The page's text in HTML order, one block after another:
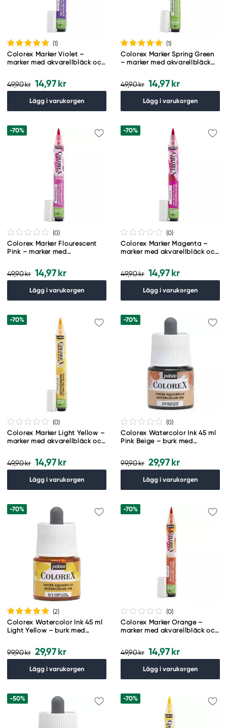
(1)
Colorex Marker Violet –
marker med akvarellbläck och
49,90 kr 14,97 kr
Lägg i varukorgen
(1)
Colorex Marker Spring Green
– marker med akvarellbläck
49,90 kr 14,97 kr
Lägg i varukorgen
-70%
(0)
Colorex Marker Flourescent
Pink – marker med
penselspets
49,90 kr 14,97 kr
Lägg i varukorgen
-70%
(0)
Colorex Marker Magenta –
marker med akvarellbläck och
49,90 kr 14,97 kr
Lägg i varukorgen
-70%
(0)
Colorex Marker Light Yellow –
marker med akvarellbläck och
49,90 kr 14,97 kr
Lägg i varukorgen
-70%
(0)
Colorex Watercolor Ink 45 ml
Pink Beige – burk med
99,90 kr 29,97 kr
Lägg i varukorgen
-70%
(2)
Colorex Watercolor Ink 45 ml
Light Yellow – burk med
99,90 kr 29,97 kr
Lägg i varukorgen
-70%
(0)
Colorex Marker Orange –
marker med akvarellbläck och
49,90 kr 14,97 kr
Lägg i varukorgen
-50% -70%